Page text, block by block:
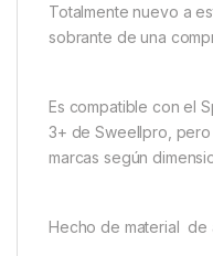
Totalmente nuevo a
sobrante de una
Es compatible con el
3+ de Sweellpro,
marcas según
Hecho de material de